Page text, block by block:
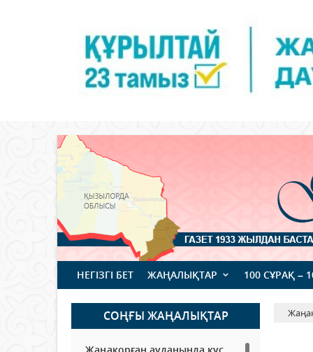
НЕГІЗГІ БЕТ ЖАҢАЛЫҚТАР 100 СҰРАҚ –
СОҢҒЫ ЖАҢАЛЫҚТАР